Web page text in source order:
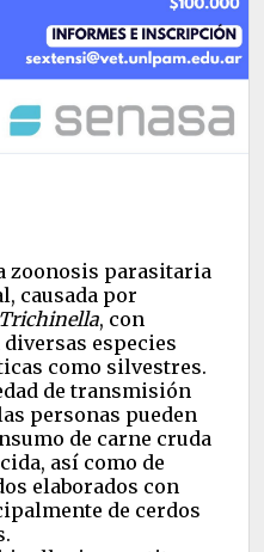
zoonosis parasitaria
causada por
Trichinella, con
especies
como silvestres.
de transmisión
personas pueden
de carne cruda
así como de
elaborados con
de cerdos